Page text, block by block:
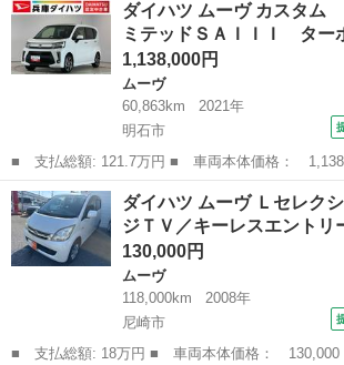
ーボ クルコン 両側電動スライド コーナーセ
１年保証...
ダイハツ ムーヴ カスタ
ミテッドＳＡＩＩＩ タ
1,138,000円
ムーヴ
60,863km
2021年
明石市
■ 支払総額: 121.7万円 ■ 車両本体価格： 1,138,000 円 ■ メーカ
ー名： ダイハツ ■ 車種名： ムーヴ ■ グレー
ム ＲＳ ハイパーリミテッドＳＡＩＩＩ ター
証 禁煙車...
兵庫 明石市 ムーヴ
ダイハツ ムーヴ Ｌセレク
ジＴＶ／キーレスエント
130,000円
ムーヴ
118,000km
2008年
尼崎市
■ 支払総額: 18万円 ■ 車両本体価格： 130,000 円 ■ メーカー